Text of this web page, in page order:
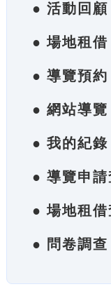
● 活動回顧
● 場地租借
● 導覽預約
● 網站導覽
● 我的紀錄
● 導覽申請
● 場地租借
● 問卷調查